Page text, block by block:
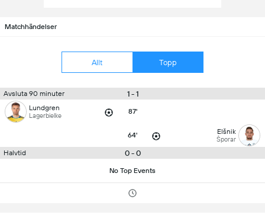
Matchhändelser
Allt Topp
Avsluta 90 minuter 1 - 1
Lundgren
Lagerbielke 87'
64' Elšnik
Šporar
Halvtid 0 - 0
No Top Events